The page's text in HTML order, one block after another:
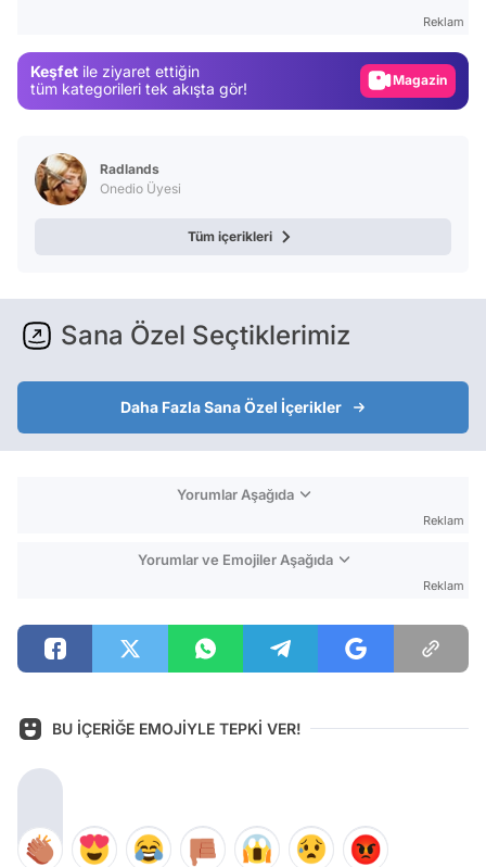
Reklam
Keşfet ile ziyaret ettiğin
tüm kategorileri tek akışta gör!
Video
Radlands
Onedio Üyesi
Tüm içerikleri
Sana Özel Seçtiklerimiz
Daha Fazla Sana Özel İçerikler
Yorumlar Aşağıda
Reklam
Yorumlar ve Emojiler Aşağıda
Reklam
BU İÇERİĞE EMOJİYLE TEPKİ VER!